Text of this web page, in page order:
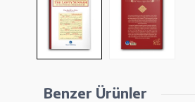
Benzer Ürünler